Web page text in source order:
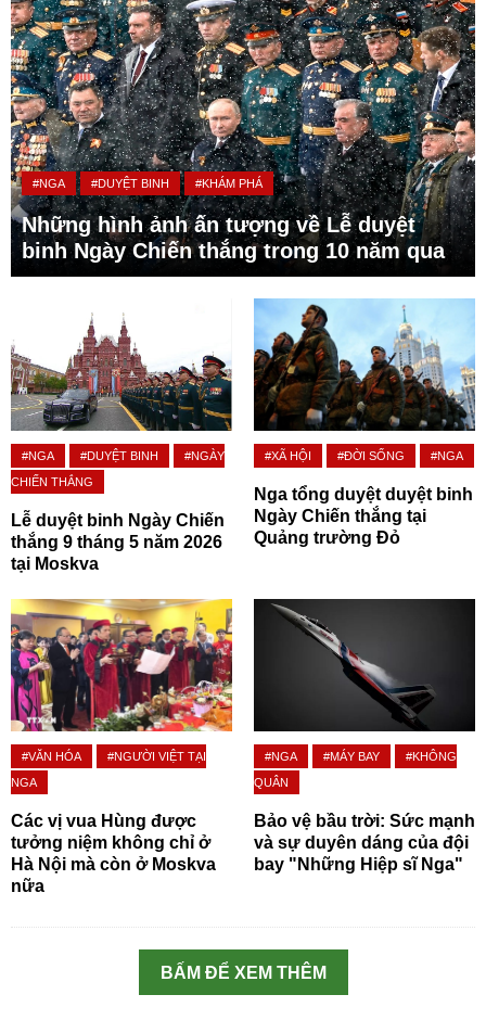
#NGA #DUYỆT BINH #KHÁM PHÁ
Những hình ảnh ấn tượng về Lễ duyệt
binh Ngày Chiến thắng trong 10 năm qua
#NGA #DUYỆT BINH
#NGÀY
CHIẾN THẮNG
Lễ duyệt binh Ngày Chiến
thắng 9 tháng 5 năm 2026
tại Moskva
#XÃ HỘI #ĐỜI SỐNG #NGA
Nga tổng duyệt duyệt binh
Ngày Chiến thắng tại
Quảng trường Đỏ
#VĂN HÓA
#NGƯỜI VIỆT TẠI
NGA
Các vị vua Hùng được
tưởng niệm không chỉ ở
Hà Nội mà còn ở Moskva
nữa
#NGA #MÁY BAY
#KHÔNG
QUÂN
Bảo vệ bầu trời: Sức mạnh
và sự duyên dáng của đội
bay "Những Hiệp sĩ Nga"
BẤM ĐỂ XEM THÊM